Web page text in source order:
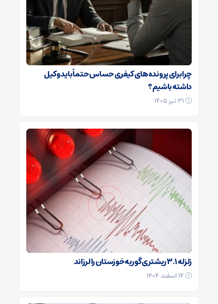
چرا برای پرونده‌های کیفری حساس حتماً باید وکیل
داشته باشیم؟
زلزله ۳.۱ ریشتری گوریه خوزستان را لرزاند